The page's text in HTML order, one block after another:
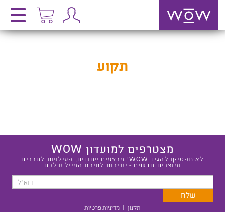
תקוע
מצטרפים למועדון WOW
לא תפסיקו להגיד WOW! מבצעים ייחודים, פעילויות לחברים
ומוצרים חדשים - ישירות לתיבת המייל שלכם
תקנון | מדיניות פרטיות